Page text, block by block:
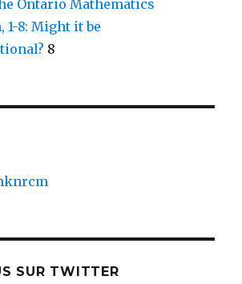
Ontario Mathematics
1-8: Might it be
8
SUR TWITTER